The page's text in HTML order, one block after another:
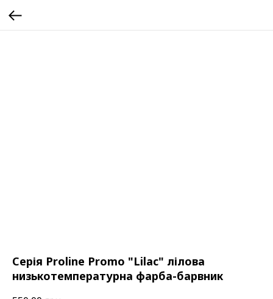
Серія Proline Promo "Lilac" лілова
низькотемпературна фарба-барвник